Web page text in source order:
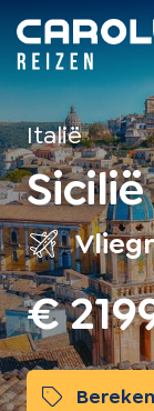
Home
Italië
€